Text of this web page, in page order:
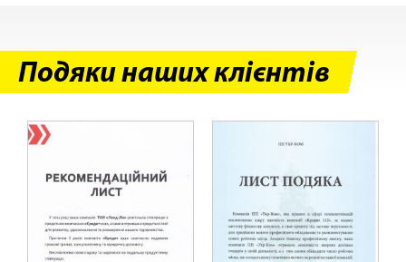
Подяки наших клієнтів